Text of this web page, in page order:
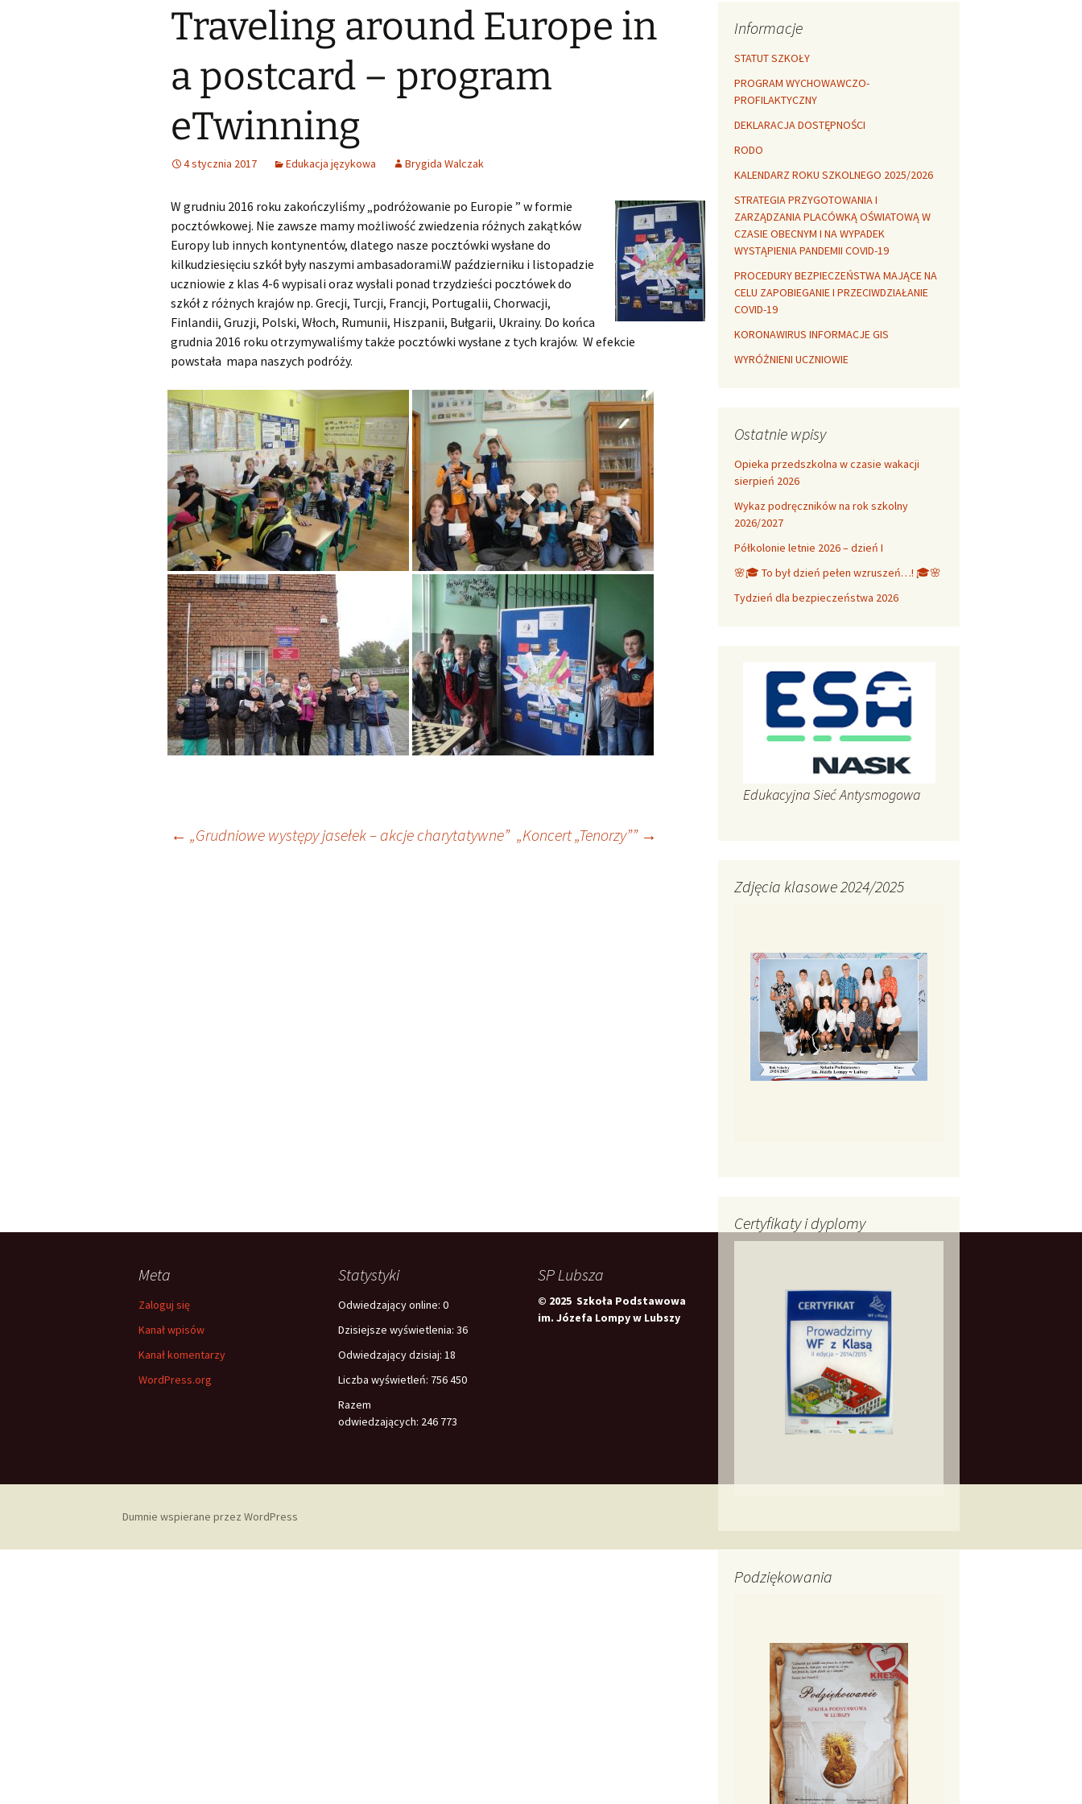
termiczna
Libre Office
Samorząd uczniowski
Losy absolwentów
Świąteczne Foto Studio
2015
Zdjęcia klasowe
2016/2017
2017/2018
Archiwalne
Archiwalne fotografie z
Lubszy
Learning for healthy
Jolanta Okuniewska
Śląski Klub Karate i Kick-
Boxingu z siedzibą w
Miejsko Gminna
Biblioteka w Woźnikach
MGOK Woźniki
OSP Lubsza
Wykaz zawodów wiedzy,
być wymienione na
świadectwie ukończenia
Rekrutacja do szkół
ponadpodstawowych
Wybieram szkołę
Nabór szkoły
ponadpodstawowe
Traveling around Europe in
a postcard – program
eTwinning
4 stycznia 2017 Edukacja językowa Brygida Walczak
W grudniu 2016 roku zakończyliśmy „podróżowanie po Europie ” w formie
pocztówkowej. Nie zawsze mamy możliwość zwiedzenia różnych zakątków
Europy lub innych kontynentów, dlatego nasze pocztówki wysłane do
kilkudziesięciu szkół były naszymi ambasadorami.W październiku i listopadzie
uczniowie z klas 4-6 wypisali oraz wysłali ponad trzydzieści pocztówek do
szkół z różnych krajów np. Grecji, Turcji, Francji, Portugalii, Chorwacji,
Finlandii, Gruzji, Polski, Włoch, Rumunii, Hiszpanii, Bułgarii, Ukrainy. Do końca
grudnia 2016 roku otrzymywaliśmy także pocztówki wysłane z tych krajów. W efekcie
powstała mapa naszych podróży.
Nawigacja
← „Grudniowe występy jasełek – akcje charytatywne” „Koncert „Tenorzy”” →
Informacje
STATUT SZKOŁY
PROGRAM WYCHOWAWCZO-
PROFILAKTYCZNY
DEKLARACJA DOSTĘPNOŚCI
RODO
KALENDARZ ROKU SZKOLNEGO 2025/2026
STRATEGIA PRZYGOTOWANIA I
ZARZĄDZANIA PLACÓWKĄ OŚWIATOWĄ W
CZASIE OBECNYM I NA WYPADEK
WYSTĄPIENIA PANDEMII COVID-19
PROCEDURY BEZPIECZEŃSTWA MAJĄCE NA
CELU ZAPOBIEGANIE I PRZECIWDZIAŁANIE
COVID-19
KORONAWIRUS INFORMACJE GIS
WYRÓŻNIENI UCZNIOWIE
Ostatnie wpisy
Opieka przedszkolna w czasie wakacji
sierpień 2026
Wykaz podręczników na rok szkolny
2026/2027
Półkolonie letnie 2026 – dzień I
🌸🎓 To był dzień pełen wzruszeń…! 🎓🌸
Tydzień dla bezpieczeństwa 2026
Edukacyjna Sieć Antysmogowa
Zdjęcia klasowe 2024/2025
Certyfikaty i dyplomy
Podziękowania
Meta
Zaloguj się
Kanał wpisów
Kanał komentarzy
WordPress.org
Statystyki
Odwiedzający online: 0
Dzisiejsze wyświetlenia: 36
Odwiedzający dzisiaj: 18
Liczba wyświetleń: 756 450
Razem
odwiedzających: 246 773
SP Lubsza
© 2025 Szkoła Podstawowa
im. Józefa Lompy w Lubszy
Dumnie wspierane przez WordPress